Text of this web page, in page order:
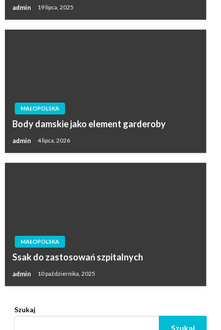
admin 19 lipca, 2025
MAŁOPOLSKA
Body damskie jako element garderoby
admin 4 lipca, 2026
MAŁOPOLSKA
Ssak do zastosowań szpitalnych
admin 10 października, 2025
Szukaj
Szukaj